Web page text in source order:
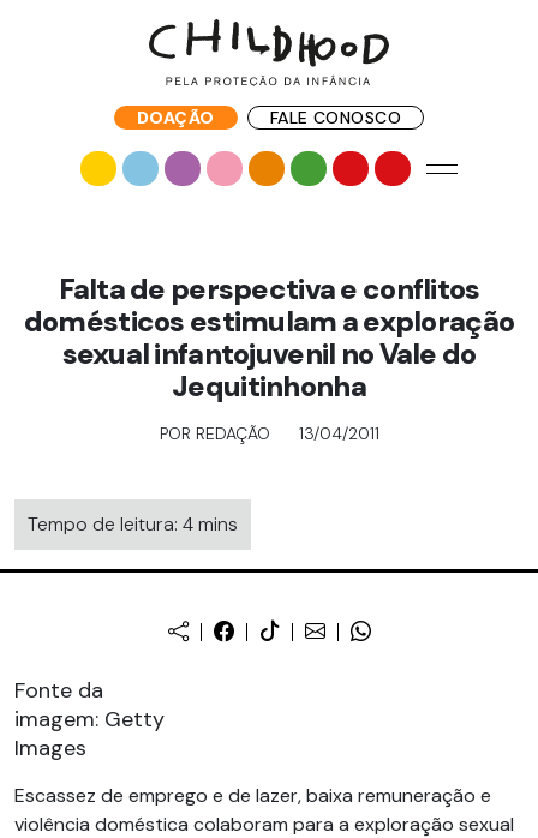
DOAÇÃO FALE CONOSCO
Falta de perspectiva e conflitos
domésticos estimulam a exploração
sexual infantojuvenil no Vale do
Jequitinhonha
POR REDAÇÃO 13/04/2011
Tempo de leitura: 4 mins
Fonte da
imagem: Getty
Images
Escassez de emprego e de lazer, baixa remuneração e
violência doméstica colaboram para a exploração sexual